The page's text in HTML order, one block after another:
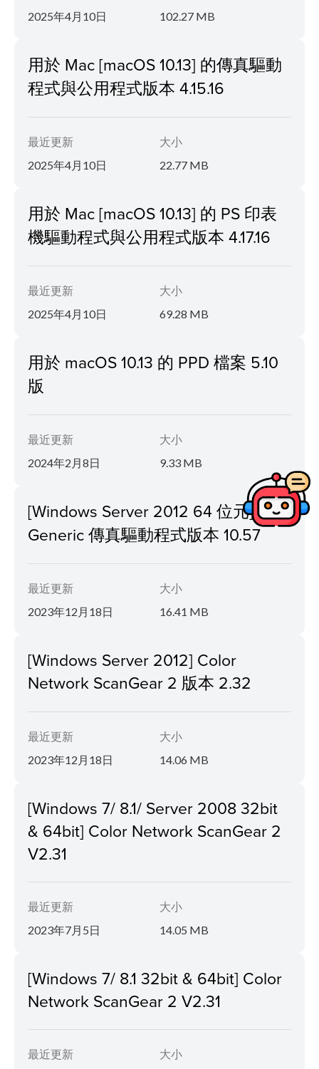
2025年4月10日
102.27 MB
用於 Mac [macOS 10.13] 的傳真驅動
程式與公用程式版本 4.15.16
最近更新
2025年4月10日
大小
22.77 MB
用於 Mac [macOS 10.13] 的 PS 印表
機驅動程式與公用程式版本 4.17.16
最近更新
2025年4月10日
大小
69.28 MB
用於 macOS 10.13 的 PPD 檔案 5.10
版
最近更新
2024年2月8日
大小
9.33 MB
[Windows Server 2012 64 位元]
Generic 傳真驅動程式版本 10.57
最近更新
2023年12月18日
大小
16.41 MB
[Windows Server 2012] Color
Network ScanGear 2 版本 2.32
最近更新
2023年12月18日
大小
14.06 MB
[Windows 7/ 8.1/ Server 2008 32bit
& 64bit] Color Network ScanGear 2
V2.31
最近更新
2023年7月5日
大小
14.05 MB
[Windows 7/ 8.1 32bit & 64bit] Color
Network ScanGear 2 V2.31
最近更新
大小